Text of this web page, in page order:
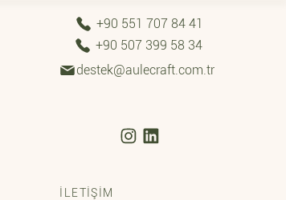
+90 551 707 84 41
+90 507 399 58 34
destek@aulecraft.com.tr
İLETİŞİM